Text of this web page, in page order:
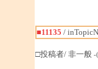
■11135 /
□投稿者/ 非一般 -